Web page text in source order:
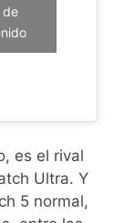
de
es el rival
Ultra. Y
5 normal,